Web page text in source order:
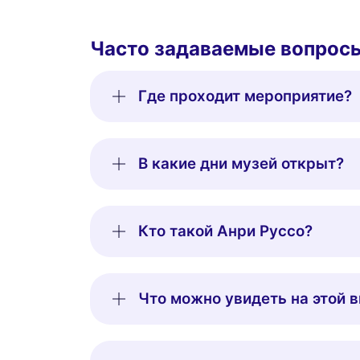
Часто задаваемые
Где проходит мероприятие?
В какие дни музей открыт?
Кто такой Анри Руссо?
Что можно увидеть на этой